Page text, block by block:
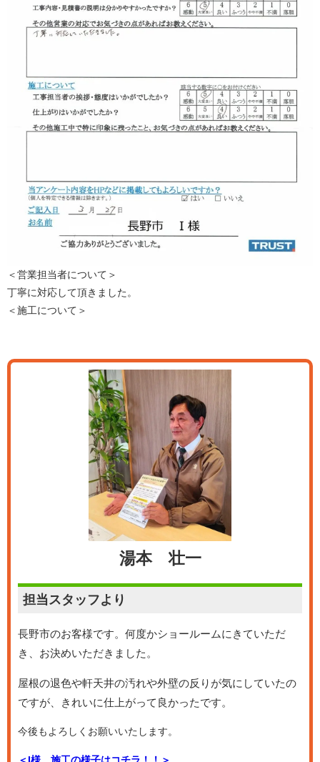
＜営業担当者について＞
丁寧に対応して頂きました。
＜施工について＞
湯本 壮一
担当スタッフより
長野市のお客様です。何度かショールームにきていただ
き、お決めいただきました。
屋根の退色や軒天井の汚れや外壁の反りが気にしていたの
ですが、きれいに仕上がって良かったです。
今後もよろしくお願いいたします。
＜I様 施工の様子はコチラ！！＞